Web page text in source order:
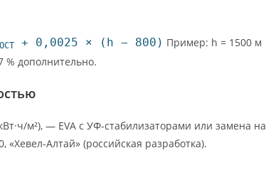
+ 0,0025 × (h − 800) Пример: h = 1500 м
% дополнительно.
м²), — EVA с УФ-стабилизаторами или замена на
«Хевел-Алтай» (российская разработка).